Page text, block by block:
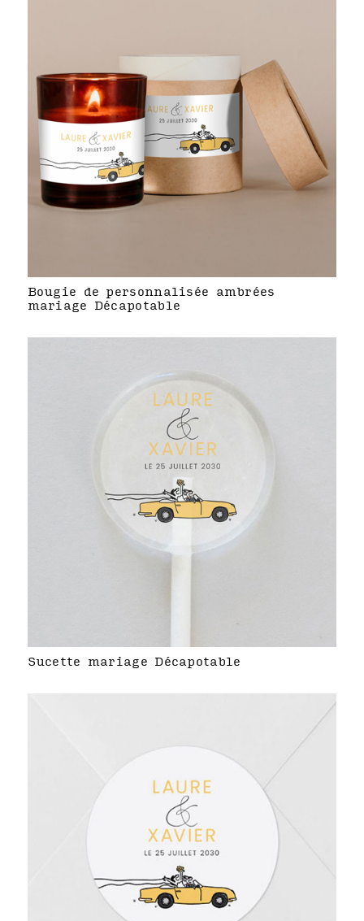
Bougie de personnalisée ambrées
mariage Décapotable
Sucette mariage Décapotable